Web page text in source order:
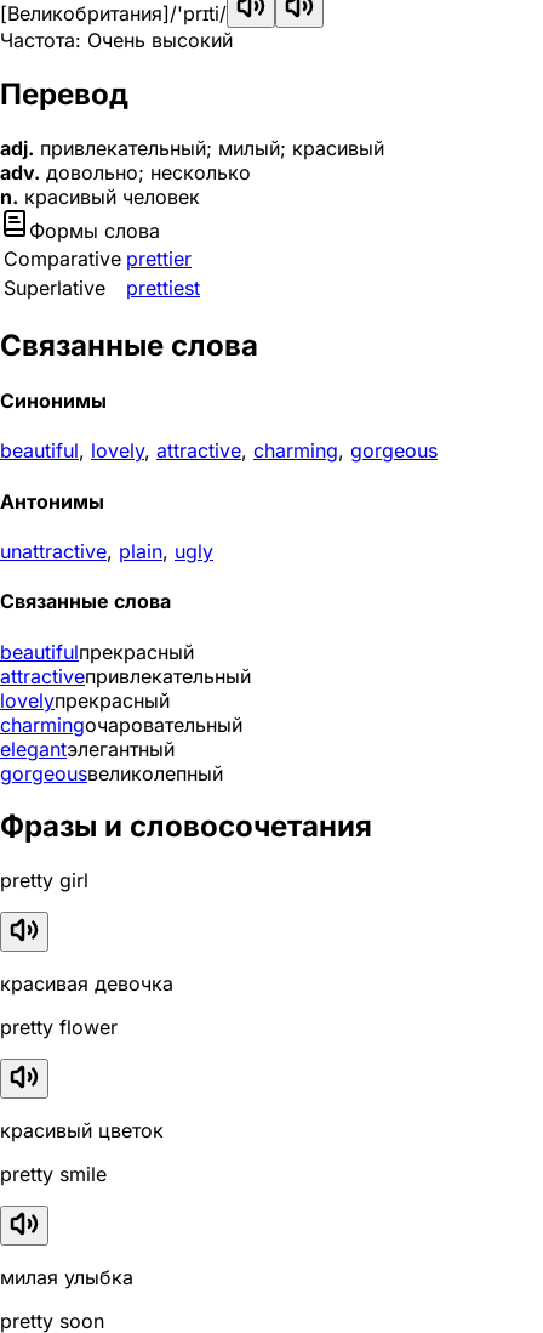
[Великобритания]/'prɪti/
Частота: Очень высокий
Перевод
adj. привлекательный; милый; красивый
adv. довольно; несколько
n. красивый человек
Формы слова
Comparative prettier
Superlative
prettiest
Связанные слова
Синонимы
beautiful, lovely, attractive, charming, gorgeous
Антонимы
unattractive, plain, ugly
Связанные слова
beautifulпрекрасный
attractiveпривлекательный
lovelyпрекрасный
charmingочаровательный
elegantэлегантный
gorgeousвеликолепный
Фразы и словосочетания
pretty girl
красивая девочка
pretty flower
красивый цветок
pretty smile
милая улыбка
pretty soon